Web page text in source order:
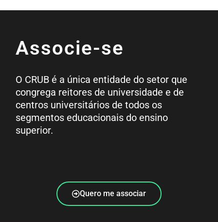
Associe-se
O CRUB é a única entidade do setor que
congrega reitores de universidade e de
centros universitários de todos os
segmentos educacionais do ensino
superior.
Quero me associar